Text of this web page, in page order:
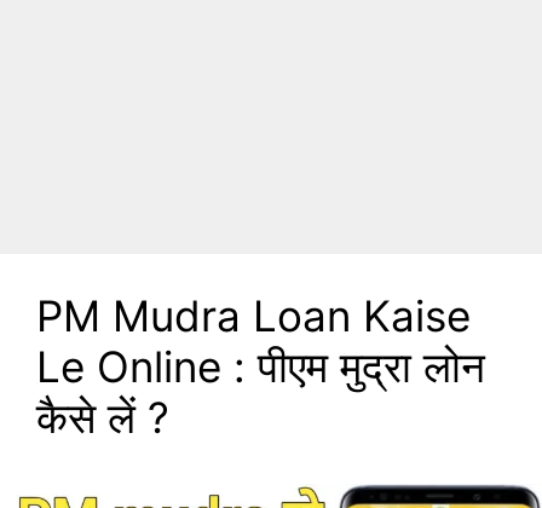
PM Mudra Loan Kaise
Le Online : पीएम मुद्रा लोन
कैसे लें ?